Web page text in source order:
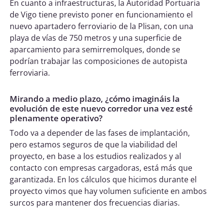
En cuanto a infraestructuras, la Autoridad Portuaria
de Vigo tiene previsto poner en funcionamiento el
nuevo apartadero ferroviario de la Plisan, con una
playa de vías de 750 metros y una superficie de
aparcamiento para semirremolques, donde se
podrían trabajar las composiciones de autopista
ferroviaria.
Mirando a medio plazo, ¿cómo imagináis la
evolución de este nuevo corredor una vez esté
plenamente operativo?
Todo va a depender de las fases de implantación,
pero estamos seguros de que la viabilidad del
proyecto, en base a los estudios realizados y al
contacto con empresas cargadoras, está más que
garantizada. En los cálculos que hicimos durante el
proyecto vimos que hay volumen suficiente en ambos
surcos para mantener dos frecuencias diarias.